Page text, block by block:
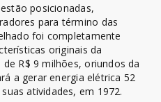
posicionadas,
para término das
foi completamente
originais da
R$ 9 milhões, oriundos da
a gerar energia elétrica 52
atividades, em 1972.